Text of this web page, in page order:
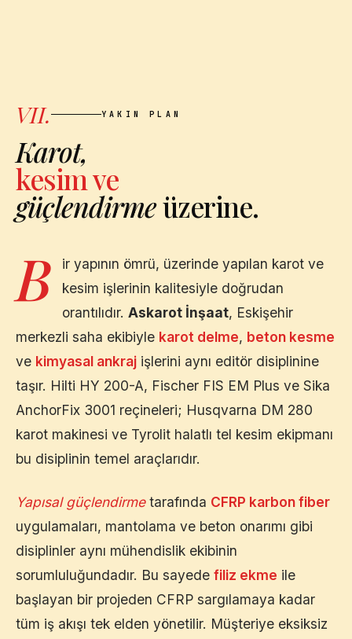
VII. YAKIN PLAN
Karot,
kesim ve
güçlendirmeüzerine.
B
ir yapının ömrü, üzerinde yapılan karot ve
kesim işlerinin kalitesiyle doğrudan
orantılıdır. Askarot İnşaat, Eskişehir
merkezli saha ekibiyle karot delme, beton kesme
ve kimyasal ankraj işlerini aynı editör disiplinine
taşır. Hilti HY 200-A, Fischer FIS EM Plus ve Sika
AnchorFix 3001 reçineleri; Husqvarna DM 280
karot makinesi ve Tyrolit halatlı tel kesim ekipmanı
bu disiplinin temel araçlarıdır.
Yapısal güçlendirmetarafında CFRP karbon fiber
uygulamaları, mantolama ve beton onarımı gibi
disiplinler aynı mühendislik ekibinin
sorumluluğundadır. Bu sayede filiz ekme ile
başlayan bir projeden CFRP sargılamaya kadar
tüm iş akışı tek elden yönetilir. Müşteriye eksiksiz